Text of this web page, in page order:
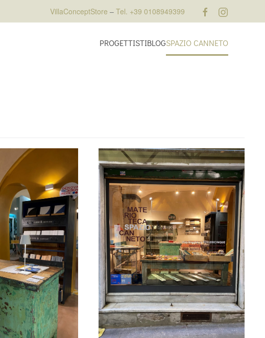
VillaConceptStore – Tel. +39 0108949399
PROGETTISTIBLOGSPAZIO CANNETO
Ingrandisci